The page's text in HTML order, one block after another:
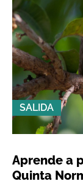
SALIDA
Aprende a
Quinta